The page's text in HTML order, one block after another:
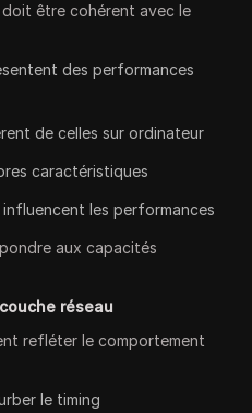
être cohérent avec le
des performances
de celles sur ordinateur
caractéristiques
les performances
aux capacités
réseau
refléter le comportement
le timing